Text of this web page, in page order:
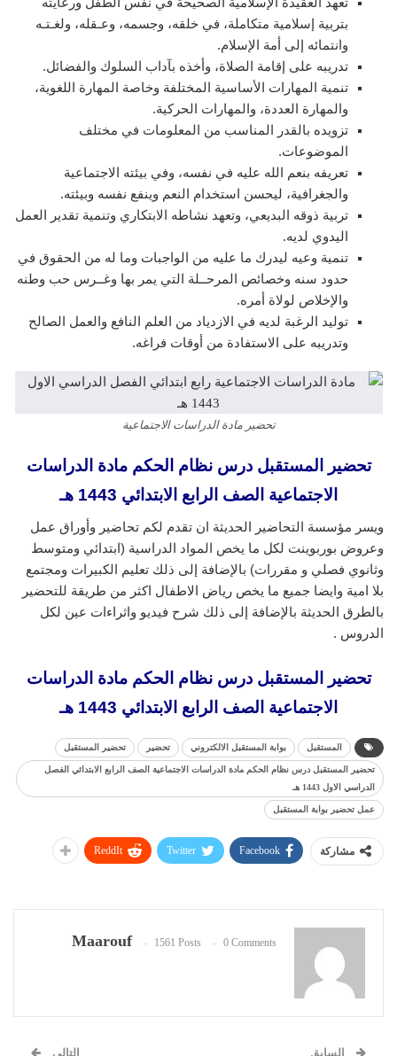
بتربية إسلامية متكاملة، في خلقه، وجسمه، وعـقله، ولغـتـه
وانتمائه إلى أمة الإسلام.
تدريبه على إقامة الصلاة، وأخذه بآداب السلوك والفضائل.
تنمية المهارات الأساسية المختلفة وخاصة المهارة اللغوية،
والمهارة العددة، والمهارات الحركية.
تزويده بالقدر المناسب من المعلومات في مختلف
الموضوعات.
تعريفه بنعم الله عليه في نفسه، وفي بيئته الاجتماعية
والجغرافية، ليحسن استخدام النعم وينفع نفسه وبيئته.
تربية ذوقه البديعي، وتعهد نشاطه الابتكاري وتنمية تقدير العمل
اليدوي لديه.
تنمية وعيه ليدرك ما عليه من الواجبات وما له من الحقوق في
حدود سنه وخصائص المرحــلة التي يمر بها وغــرس حب وطنه
والإخلاص لولاة أمره.
توليد الرغبة لديه في الازدياد من العلم النافع والعمل الصالح
وتدريبه على الاستفادة من أوقات فراغه.
تحضير مادة الدراسات الاجتماعية
تحضير المستقبل درس نظام الحكم مادة الدراسات
الاجتماعية الصف الرابع الابتدائي 1443 هـ
ويسر مؤسسة التحاضير الحديثة ان تقدم لكم تحاضير وأوراق عمل
وعروض بوربوينت لكل ما يخص المواد الدراسية (ابتدائي ومتوسط
وثانوي فصلي و مقررات) بالإضافة إلى ذلك تعليم الكبيرات ومجتمع
بلا امية وايضا جميع ما يخص رياض الاطفال اكثر من طريقة للتحضير
بالطرق الحديثة بالإضافة إلى ذلك شرح فيديو واثراءات عين لكل
الدروس .
تحضير المستقبل درس نظام الحكم مادة الدراسات
الاجتماعية الصف الرابع الابتدائي 1443 هـ
المستقبل بوابة المستقبل الالكتروني تحضير تحضير المستقبل
تحضير المستقبل درس نظام الحكم مادة الدراسات الاجتماعية الصف الرابع الابتدائي الفصل
الدراسي الاول 1443 هـ
عمل تحضير بوابة المستقبل
مشاركة Facebook
Twitter
ReddIt
Maarouf 1561 Posts 0 Comments
السابق التالي